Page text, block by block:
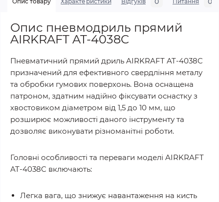
Опис пневмодриль прямий
AIRKRAFT AT-4038C
Пневматичний прямий дриль AIRKRAFT AT-4038C
призначений для ефективного свердління металу
та обробки гумових поверхонь. Вона оснащена
патроном, здатним надійно фіксувати оснастку з
хвостовиком діаметром від 1,5 до 10 мм, що
розширює можливості даного інструменту та
дозволяє виконувати різноманітні роботи.
Головні особливості та переваги моделі AIRKRAFT
AT-4038C включають:
Легка вага, що знижує навантаження на кисть